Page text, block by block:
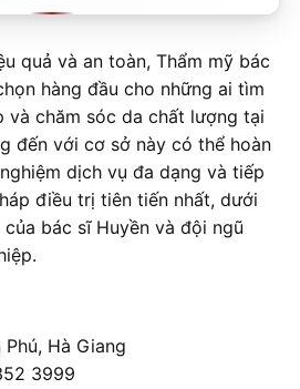
quả và an toàn, Thẩm mỹ bác
hàng đầu cho những ai tìm
và chăm sóc da chất lượng tại
đến với cơ sở này có thể hoàn
dịch vụ đa dạng và tiếp
điều trị tiên tiến nhất, dưới
bác sĩ Huyền và đội ngũ
Hà Giang
3999